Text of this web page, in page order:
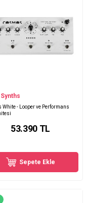
White - Looper ve Performans
53.390TL
Sepete Ekle